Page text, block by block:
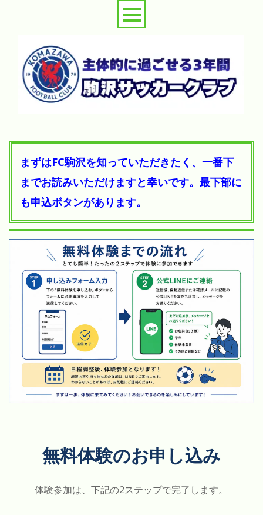
まずはFC駒沢を知っていただきたく、一番下
までお読みいただけますと幸いです。最下部に
も申込ボタンがあります。
無料体験のお申し込み
体験参加は、下記の2ステップで完了します。